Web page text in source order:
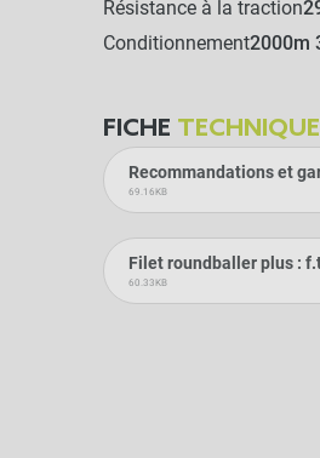
Résistance à la traction
Conditionnement2000m
FICHE TECHNIQUE
Recommandations et
69.16KB
Filet roundballer plus :
60.33KB